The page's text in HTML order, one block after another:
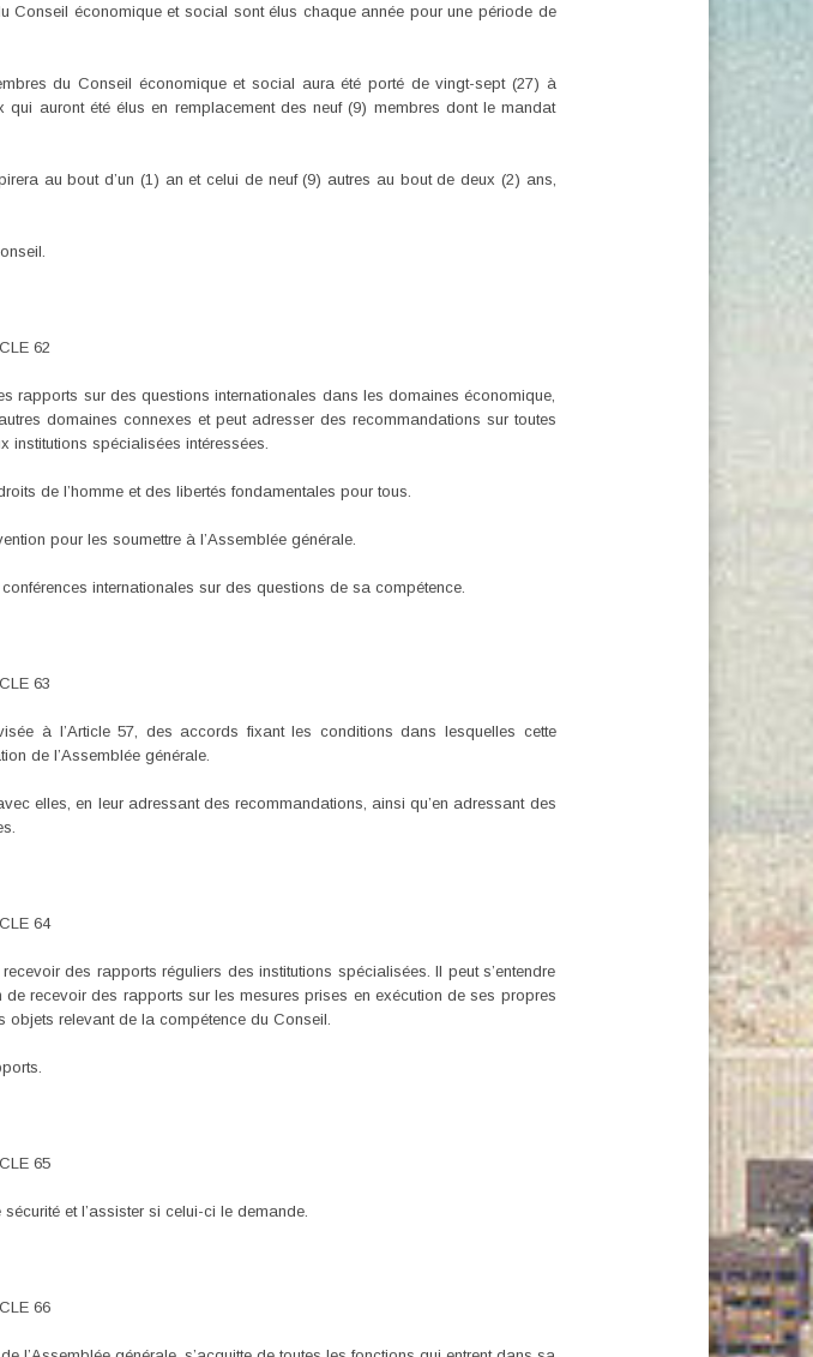
économique et social sont élus chaque année pour une période de
du Conseil économique et social aura été porté de vingt-sept (27) à
auront été élus en remplacement des neuf (9) membres dont le mandat
au bout d’un (1) an et celui de neuf (9) autres au bout de deux (2) ans,
62
rapports sur des questions internationales dans les domaines économique,
domaines connexes et peut adresser des recommandations sur toutes
institutions spécialisées intéressées.
de l’homme et des libertés fondamentales pour tous.
pour les soumettre à l’Assemblée générale.
internationales sur des questions de sa compétence.
63
à l’Article 57, des accords fixant les conditions dans lesquelles cette
de l’Assemblée générale.
elles, en leur adressant des recommandations, ainsi qu’en adressant des
64
des rapports réguliers des institutions spécialisées. Il peut s’entendre
recevoir des rapports sur les mesures prises en exécution de ses propres
relevant de la compétence du Conseil.
65
et l’assister si celui-ci le demande.
66